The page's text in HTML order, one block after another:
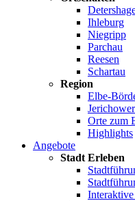
Ihleburg
Niegripp
Parchau
Reesen
Schartau
Region
Elbe-
Orte zum
Highlights
Angebote
Stadt Erleben